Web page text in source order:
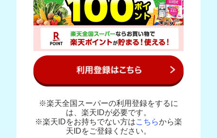
※楽天全国スーパーの利用登録をするに
は、楽天IDが必要です。
※楽天IDをお持ちでない方はこちらから楽
天IDをご登録ください。